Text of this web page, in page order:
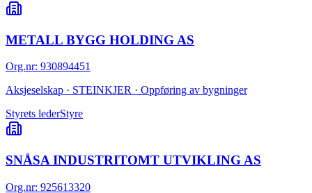
METALL BYGG HOLDING AS
Org.nr: 930894451
Aksjeselskap · STEINKJER · Oppføring av bygninger
Styrets lederStyre
SNÅSA INDUSTRITOMT UTVIKLING AS
Org.nr: 925613320